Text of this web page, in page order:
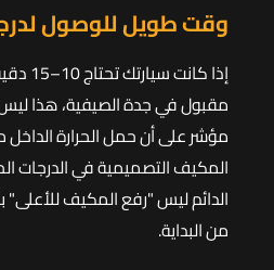
وقت طويل للوصول
إذا
مقبول في جدة الصيفية، هذا
مؤشر على أن حمل الحرارة الداخل
المكيف التصميمية في الدرجات
الدائم ليس "رفع المكيف للأعلى"
من البداية.